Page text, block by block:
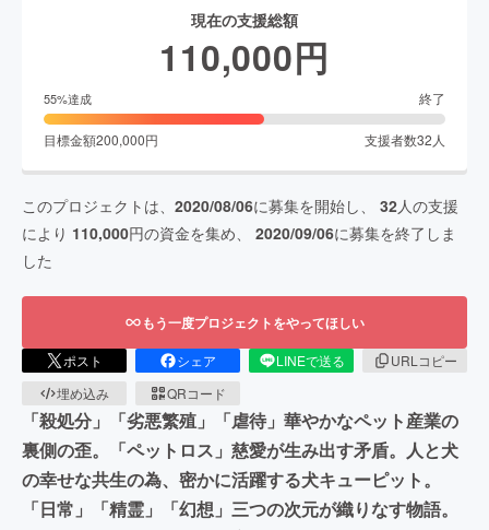
現在の支援総額
110,000円
55%達成 終了
目標金額200,000円 支援者数32 人
このプロジェクトは、 2020/08/06に募集を開始し、 32人の支援
により 110,000円の資金を集め、 2020/09/06に募集を終了しま
した
もう一度プロジェクトをやってほしい
ポスト シェア LINEで送る
URLコピー
埋め込み
QRコード
「殺処分」「劣悪繁殖」「虐待」華やかなペット産業の
裏側の歪。「ペットロス」慈愛が生み出す矛盾。人と犬
の幸せな共生の為、密かに活躍する犬キューピット。
「日常」「精霊」「幻想」三つの次元が織りなす物語。